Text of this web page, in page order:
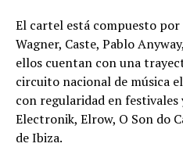
El cartel está compuesto
Wagner, Caste, Pablo
ellos cuentan con una
circuito nacional de música
con regularidad en festivales
Electronik, Elrow, O Son do
de Ibiza.